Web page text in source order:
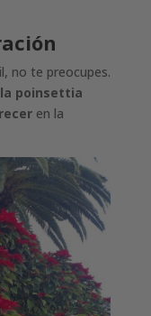
no te preocupes.
la poinsettia
en la